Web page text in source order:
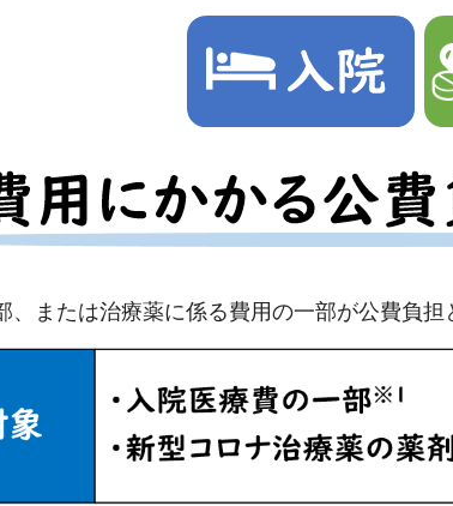
、または治療薬に係る費用の一部が公費負担